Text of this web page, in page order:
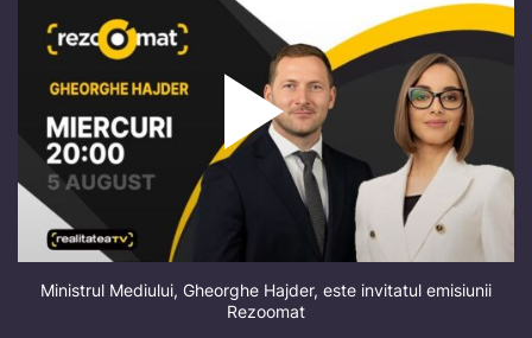
Ministrul Mediului, Gheorghe Hajder, este invitatul emisiunii
Rezoomat